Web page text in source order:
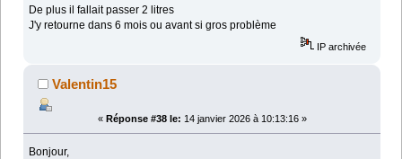
De plus il fallait passer 2 litres
J'y retourne dans 6 mois ou avant si gros problème
IP archivée
Valentin15
« Réponse #38 le: 14 janvier 2026 à 10:13:16 »
Bonjour,